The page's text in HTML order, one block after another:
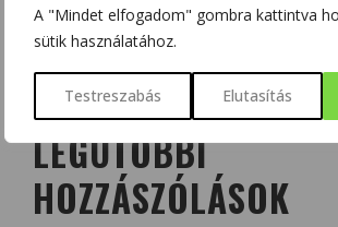
A "Mindet elfogadom" gombra kattintva
sütik használatához.
Testreszabás Elutasítás
LEGUTÓBBI
HOZZÁSZÓLÁSOK